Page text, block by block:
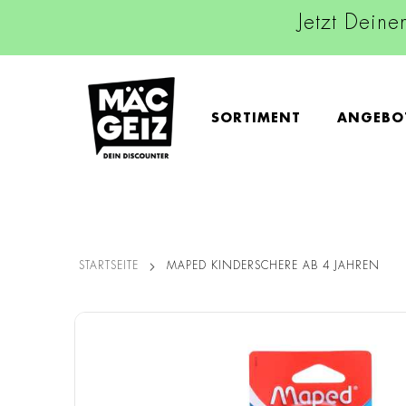
Jetzt
SORTIMENT
STARTSEITE MAPED KINDERSCHERE AB 4 JAHREN
Zum